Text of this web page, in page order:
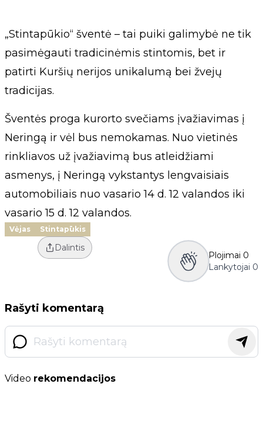
„Stintapūkio“ šventė – tai puiki galimybė ne tik
pasimėgauti tradicinėmis stintomis, bet ir
patirti Kuršių nerijos unikalumą bei žvejų
tradicijas.
Šventės proga kurorto svečiams įvažiavimas į
Neringą ir vėl bus nemokamas. Nuo vietinės
rinkliavos už įvažiavimą bus atleidžiami
asmenys, į Neringą vykstantys lengvaisiais
automobiliais nuo vasario 14 d. 12 valandos iki
vasario 15 d. 12 valandos.
Vėjas Stintapūkis
Dalintis
Plojimai 0
Lankytojai 0
Rašyti komentarą
Video rekomendacijos